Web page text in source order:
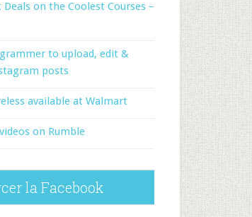
on the Coolest Courses –
to upload, edit &
posts
available at Walmart
on Rumble
la Facebook